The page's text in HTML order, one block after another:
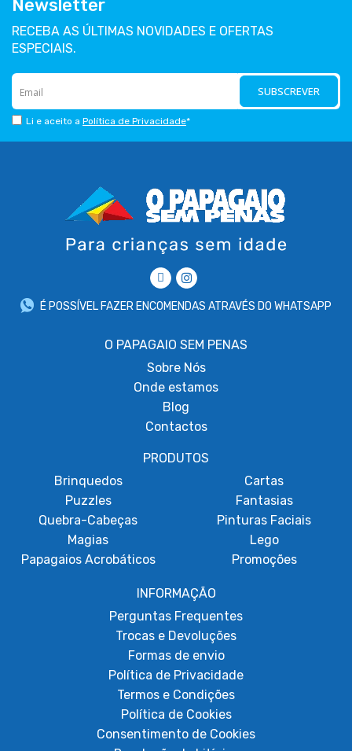
Newsletter
RECEBA AS ÚLTIMAS NOVIDADES E OFERTAS
ESPECIAIS.
SUBSCREVER
Li e aceito a Política de Privacidade*
É POSSÍVEL FAZER ENCOMENDAS ATRAVÉS DO WHATSAPP
O PAPAGAIO SEM PENAS
Sobre Nós
Onde estamos
Blog
Contactos
PRODUTOS
Brinquedos
Puzzles
Quebra-Cabeças
Magias
Papagaios Acrobáticos
Cartas
Fantasias
Pinturas Faciais
Lego
Promoções
INFORMAÇÃO
Perguntas Frequentes
Trocas e Devoluções
Formas de envio
Política de Privacidade
Termos e Condições
Política de Cookies
Consentimento de Cookies